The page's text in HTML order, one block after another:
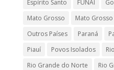
Espírito Santo
FUNAI
Mato Grosso
Mato Grosso
Outros Países
Paraná
Piauí
Povos Isolados
Rio Grande do Norte
Rio